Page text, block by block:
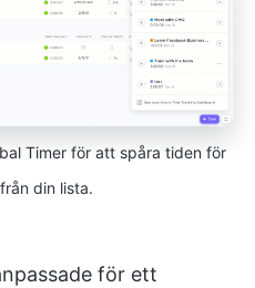
Timer för att spåra tiden för
din lista.
för ett